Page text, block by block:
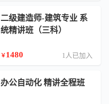
二级建造师-建筑专业 系
统精讲班（三科）
￥1480 1人已加入
办公自动化 精讲全程班